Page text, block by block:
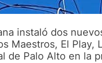
instaló dos
Maestros, El Play,
de Palo Alto en la